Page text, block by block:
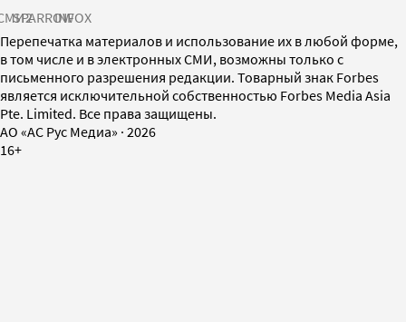
SPARROWINFOX
Перепечатка материалов и использование их в любой форме,
в том числе и в электронных СМИ, возможны только с
письменного разрешения редакции. Товарный знак Forbes
является исключительной собственностью Forbes Media Asia
Pte. Limited. Все права защищены.
AO «АС Рус Медиа» · 2026
16+